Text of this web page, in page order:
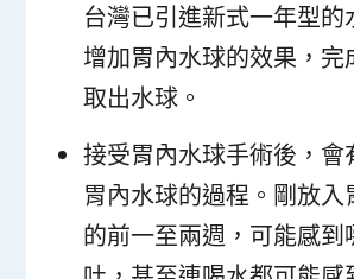
台灣已引進新式一年型的
增加胃內水球的效果，完
取出水球。
接受胃內水球手術後，會
胃內水球的過程。剛放入
的前一至兩週，可能感到